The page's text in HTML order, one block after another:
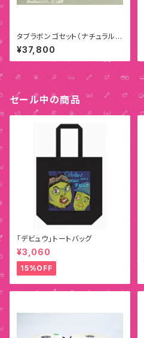
タブラボンゴセット（ナチュラルウ
ッド/チェリーレッド）
¥37,800
セール中の商品
「デビュウ」トートバッグ
¥3,060
15%OFF